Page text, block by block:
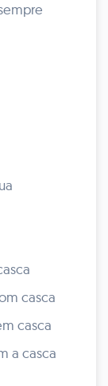
casca
casca
a casca